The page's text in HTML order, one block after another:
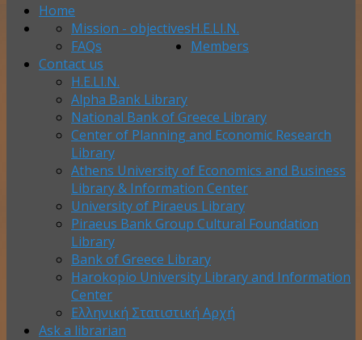
Home
H.E.LI.N.
Mission - objectives
FAQs
Members
Contact us
H.E.LI.N.
Alpha Bank Library
National Bank of Greece Library
Center of Planning and Economic Research
Library
Athens University of Economics and Business
Library & Information Center
University of Piraeus Library
Piraeus Bank Group Cultural Foundation
Library
Bank of Greece Library
Harokopio University Library and Information
Center
Ελληνική Στατιστική Αρχή
Ask a librarian